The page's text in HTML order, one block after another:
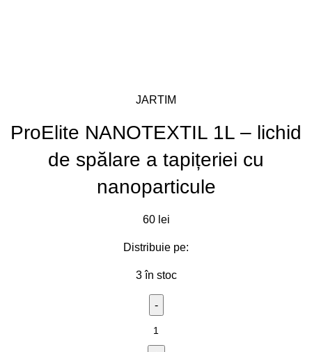
JARTIM
ProElite NANOTEXTIL 1L – lichid
de spălare a tapițeriei cu
nanoparticule
60 lei
Distribuie pe:
3 în stoc